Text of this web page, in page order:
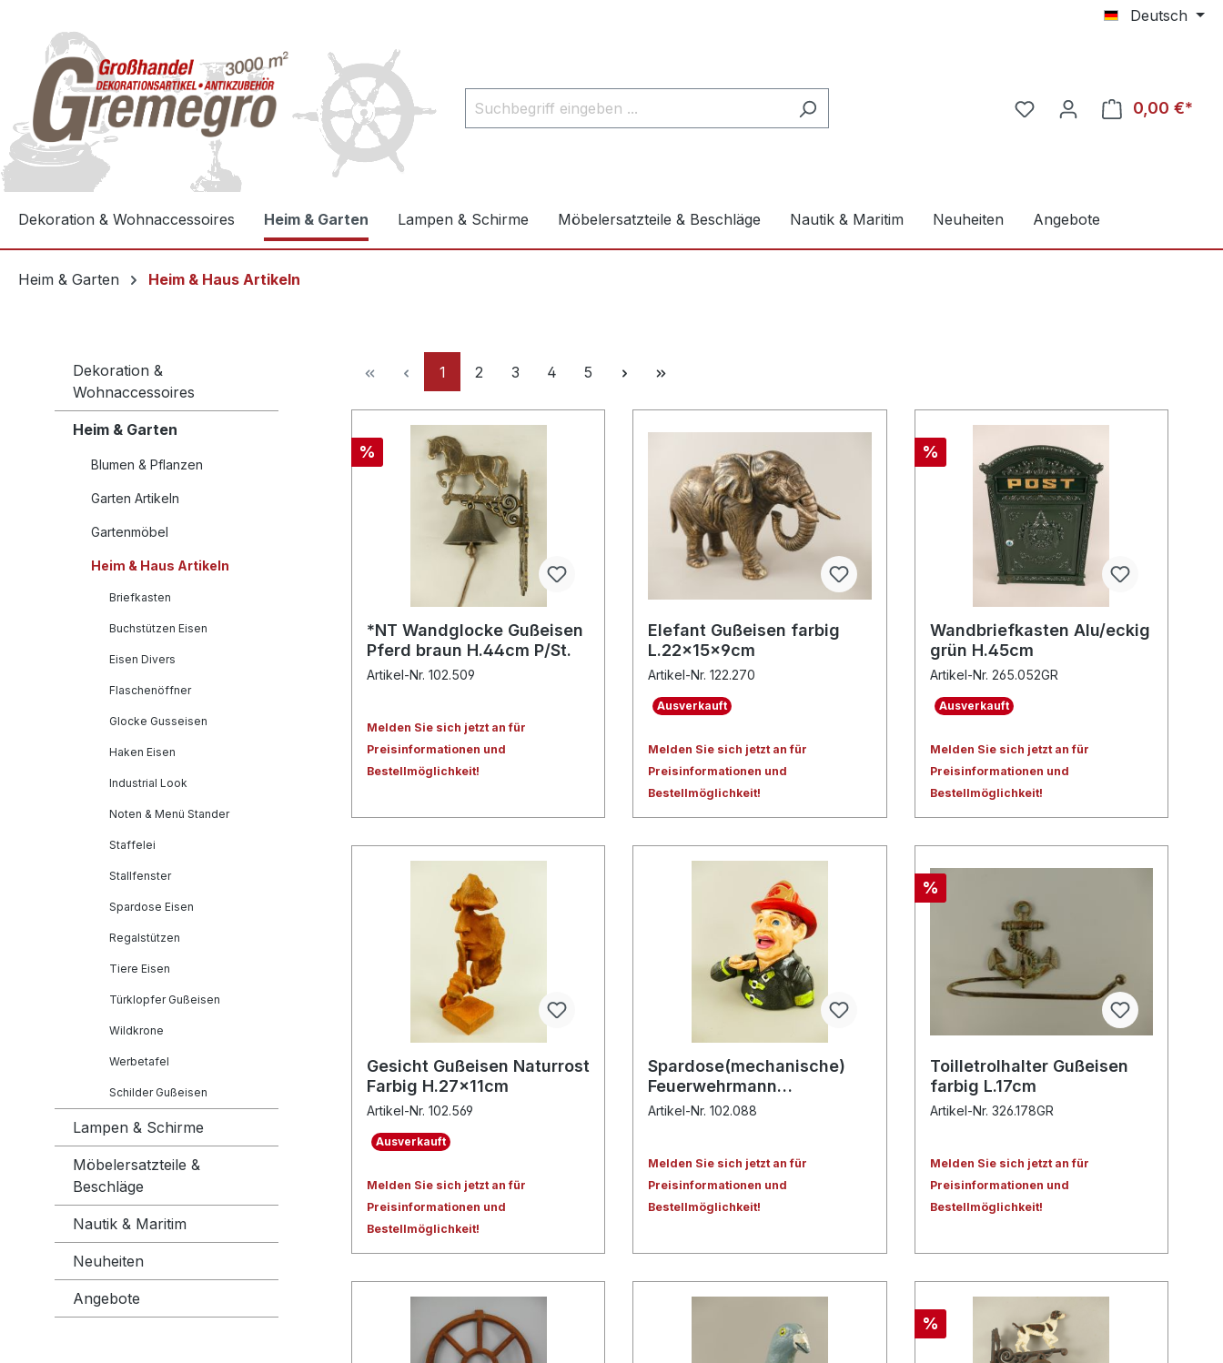
Deutsch
0,00 €*
Dekoration & Wohnaccessoires Heim & Garten Lampen & Schirme Möbelersatzteile & Beschläge Nautik & Maritim Neuheiten Angebote
Heim & Garten Heim & Haus Artikeln
Dekoration &
Wohnaccessoires
Heim & Garten
Blumen & Pflanzen
Garten Artikeln
Gartenmöbel
Heim & Haus Artikeln
Briefkasten
Buchstützen Eisen
Eisen Divers
Flaschenöffner
Glocke Gusseisen
Haken Eisen
Industrial Look
Noten & Menü Stander
Staffelei
Stallfenster
Spardose Eisen
Regalstützen
Tiere Eisen
Türklopfer Gußeisen
Wildkrone
Werbetafel
Schilder Gußeisen
Lampen & Schirme
Möbelersatzteile &
Beschläge
Nautik & Maritim
Neuheiten
Angebote
1 2 3 4 5
%
*NT Wandglocke Gußeisen
Pferd braun H.44cm P/St.
Artikel-Nr. 102.509
Melden Sie sich jetzt an für
Preisinformationen und
Bestellmöglichkeit!
Elefant Gußeisen farbig
L.22x15x9cm
Artikel-Nr. 122.270
Ausverkauft
Melden Sie sich jetzt an für
Preisinformationen und
Bestellmöglichkeit!
%
Wandbriefkasten Alu/eckig
grün H.45cm
Artikel-Nr. 265.052GR
Ausverkauft
Melden Sie sich jetzt an für
Preisinformationen und
Bestellmöglichkeit!
Gesicht Gußeisen Naturrost
Farbig H.27x11cm
Artikel-Nr. 102.569
Ausverkauft
Melden Sie sich jetzt an für
Preisinformationen und
Bestellmöglichkeit!
Spardose(mechanische)
Feuerwehrmann
H.20x16x17cm
Artikel-Nr. 102.088
Melden Sie sich jetzt an für
Preisinformationen und
Bestellmöglichkeit!
%
Toilletrolhalter Gußeisen
farbig L.17cm
Artikel-Nr. 326.178GR
Melden Sie sich jetzt an für
Preisinformationen und
Bestellmöglichkeit!
%